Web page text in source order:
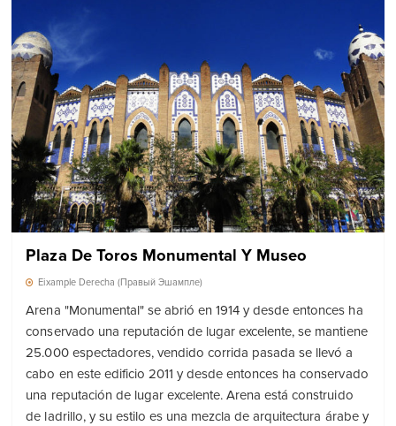
Plaza De Toros Monumental Y Museo
Eixample Derecha (Правый Эшампле)
Arena "Monumental" se abrió en 1914 y desde entonces ha
conservado una reputación de lugar excelente, se mantiene
25.000 espectadores, vendido corrida pasada se llevó a
cabo en este edificio 2011 y desde entonces ha conservado
una reputación de lugar excelente. Arena está construido
de ladrillo, y su estilo es una mezcla de arquitectura árabe y